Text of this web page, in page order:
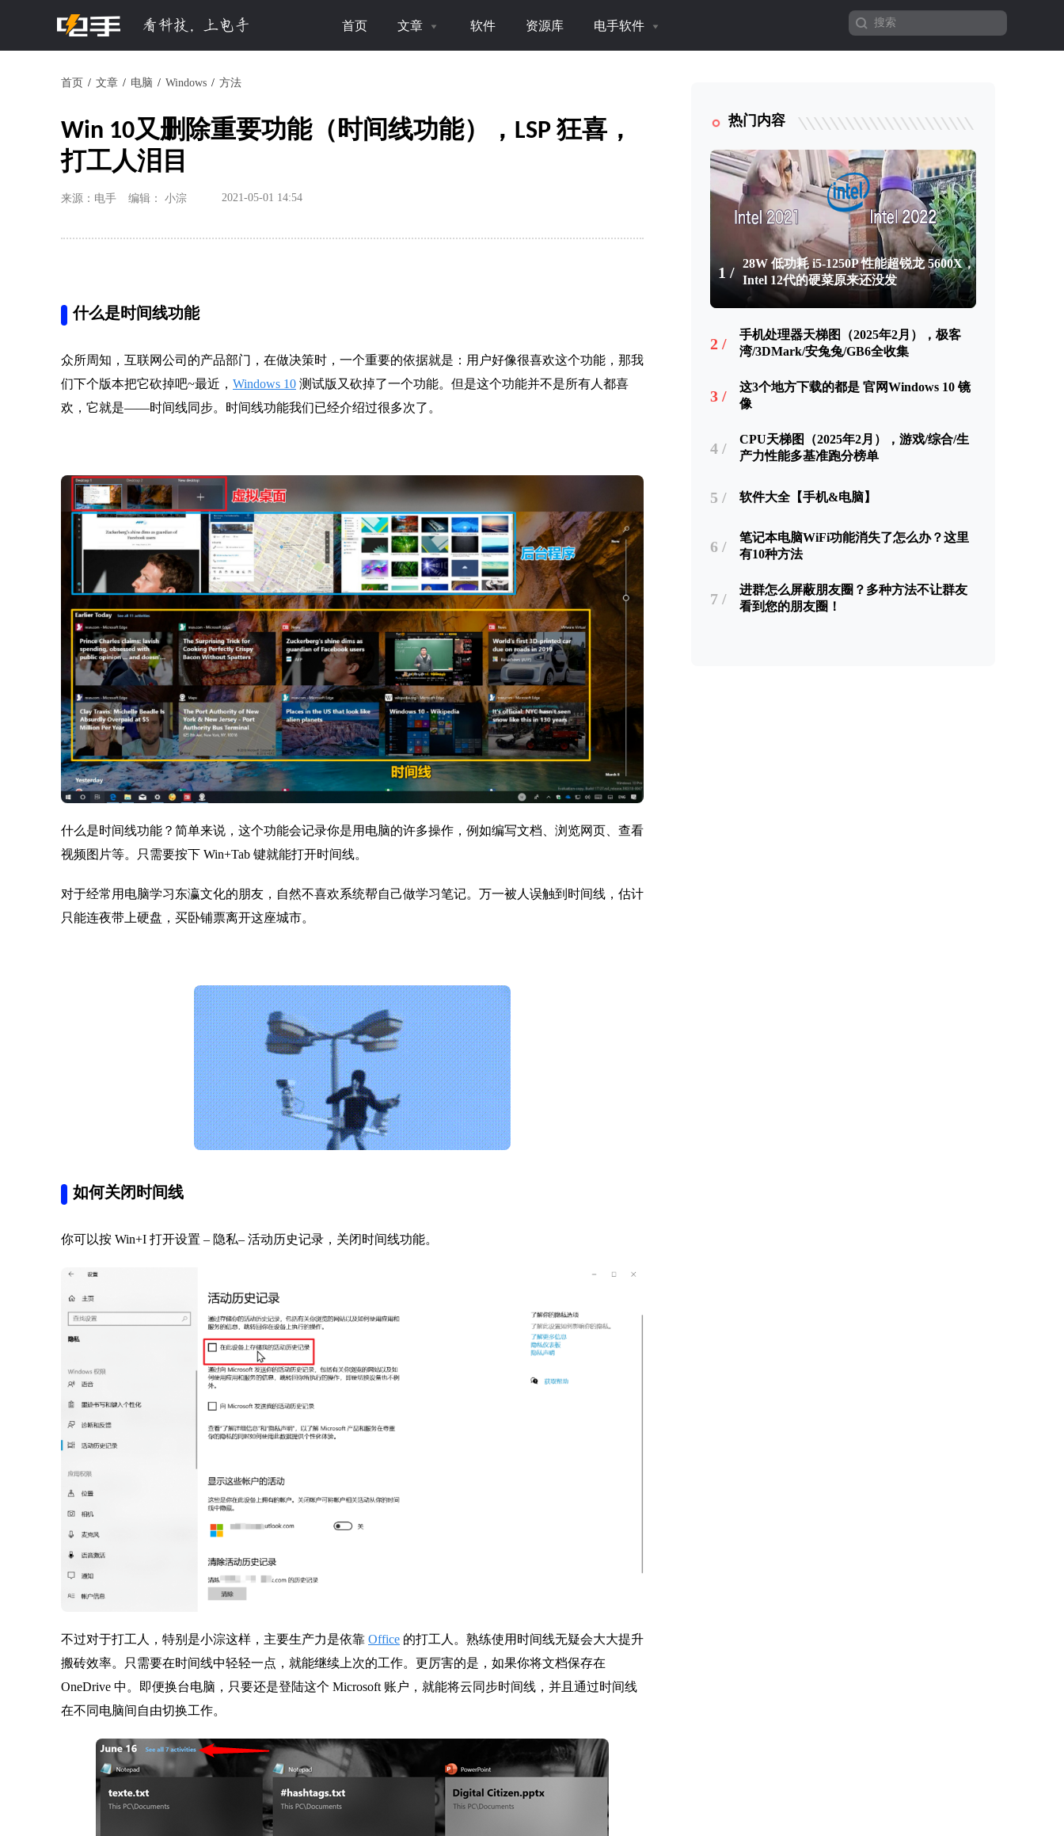
首页 文章 软件 资源库 电手软件
首页 文章 电脑 Windows 方法
Win 10又删除重要功能（时间线功能），LSP 狂喜，
打工人泪目
来源：电手 编辑： 小淙 2021-05-01 14:54
什么是时间线功能
众所周知，互联网公司的产品部门，在做决策时，一个重要的依据就是：用户好像很喜欢这个功能，那我
们下个版本把它砍掉吧~最近， Windows 10 测试版又砍掉了一个功能。但是这个功能并不是所有人都喜
欢，它就是——时间线同步。时间线功能我们已经介绍过很多次了。
什么是时间线功能？简单来说，这个功能会记录你是用电脑的许多操作，例如编写文档、浏览网页、查看
视频图片等。只需要按下 Win+Tab 键就能打开时间线。
对于经常用电脑学习东瀛文化的朋友，自然不喜欢系统帮自己做学习笔记。万一被人误触到时间线，估计
只能连夜带上硬盘，买卧铺票离开这座城市。
如何关闭时间线
你可以按 Win+I 打开设置 – 隐私– 活动历史记录，关闭时间线功能。
不过对于打工人，特别是小淙这样，主要生产力是依靠 Office 的打工人。熟练使用时间线无疑会大大提升
搬砖效率。只需要在时间线中轻轻一点，就能继续上次的工作。更厉害的是，如果你将文档保存在
OneDrive 中。即便换台电脑，只要还是登陆这个 Microsoft 账户，就能将云同步时间线，并且通过时间线
在不同电脑间自由切换工作。
热门内容
1 /
28W 低功耗 i5-1250P 性能超锐龙 5600X，
Intel 12代的硬菜原来还没发
2 /
手机处理器天梯图（2025年2月），极客
湾/3DMark/安兔兔/GB6全收集
3 /
这3个地方下载的都是 官网Windows 10 镜
像
4 /
CPU天梯图（2025年2月），游戏/综合/生
产力性能多基准跑分榜单
5 / 软件大全【手机&电脑】
6 /
笔记本电脑WiFi功能消失了怎么办？这里
有10种方法
7 /
进群怎么屏蔽朋友圈？多种方法不让群友
看到您的朋友圈！